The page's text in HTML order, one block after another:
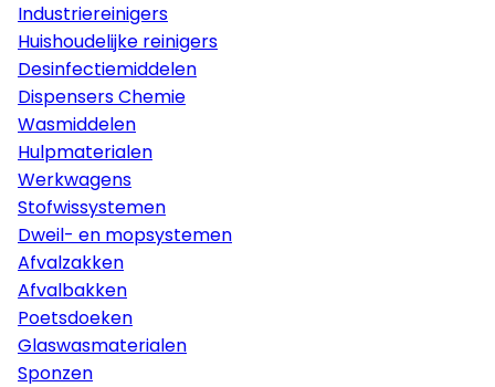
Industriereinigers
Huishoudelijke reinigers
Desinfectiemiddelen
Dispensers Chemie
Wasmiddelen
Hulpmaterialen
Werkwagens
Stofwissystemen
Dweil- en mopsystemen
Afvalzakken
Afvalbakken
Poetsdoeken
Glaswasmaterialen
Sponzen